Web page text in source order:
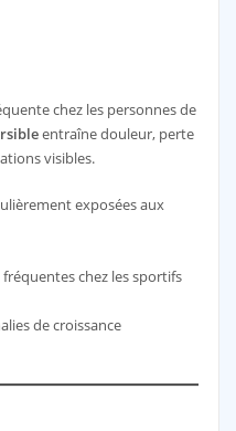
chez les personnes de
entraîne douleur, perte
visibles.
exposées aux
chez les sportifs
de croissance